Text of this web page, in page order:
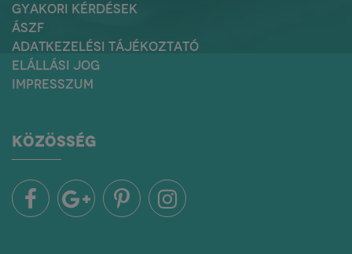
GYAKORI KÉRDÉSEK
ÁSZF
ADATKEZELÉSI TÁJÉKOZTATÓ
ELÁLLÁSI JOG
IMPRESSZUM
KÖZÖSSÉG